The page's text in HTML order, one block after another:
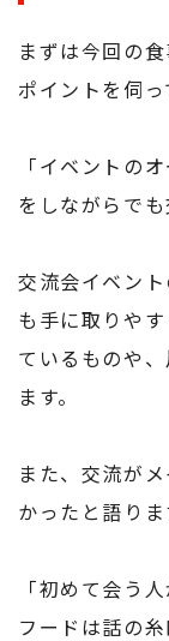
まずは今回の
ポイントを伺っ
「イベントの
をしながらでも
交流会イベン
も手に取りや
ているものや
ます。
また、交流が
かったと語りま
「初めて会う
フードは話の